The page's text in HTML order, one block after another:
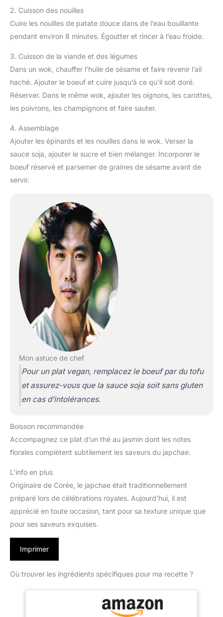
2. Cuisson des nouilles
Cuire les nouilles de patate douce dans de l’eau bouillante
pendant environ 8 minutes. Égoutter et rincer à l’eau froide.
3. Cuisson de la viande et des légumes
Dans un wok, chauffer l’huile de sésame et faire revenir l’ail
haché. Ajouter le boeuf et cuire jusqu’à ce qu’il soit doré.
Réserver. Dans le même wok, ajouter les oignons, les carottes,
les poivrons, les champignons et faire sauter.
4. Assemblage
Ajouter les épinards et les nouilles dans le wok. Verser la
sauce soja, ajouter le sucre et bien mélanger. Incorporer le
boeuf réservé et parsemer de graines de sésame avant de
servir.
Mon astuce de chef
Pour un plat vegan, remplacez le boeuf par du tofu
et assurez-vous que la sauce soja soit sans gluten
en cas d’intolérances.
Boisson recommandée
Accompagnez ce plat d’un thé au jasmin dont les notes
florales complètent subtilement les saveurs du japchae.
L’info en plus
Originaire de Corée, le japchae était traditionnellement
préparé lors de célébrations royales. Aujourd’hui, il est
apprécié en toute occasion, tant pour sa texture unique que
pour ses saveurs exquises.
Imprimer
Où trouver les ingrédients spécifiques pour ma recette ?